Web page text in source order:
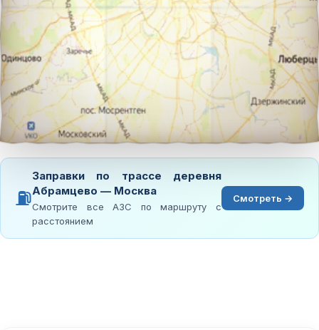
⛽
Заправки по трассе деревня
Абрамцево — Москва
Смотрите все АЗС по маршруту с
расстоянием
Смотреть →